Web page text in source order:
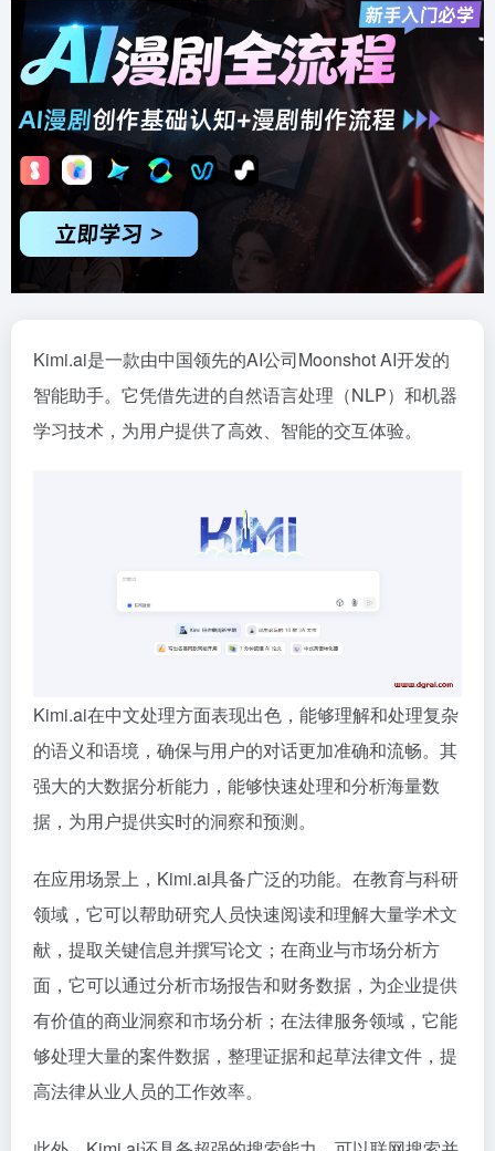
Kimi.ai是一款由中国领先的AI公司Moonshot AI开发的
智能助手。它凭借先进的自然语言处理（NLP）和机器
学习技术，为用户提供了高效、智能的交互体验。
Kimi.ai在中文处理方面表现出色，能够理解和处理复杂
的语义和语境，确保与用户的对话更加准确和流畅。其
强大的大数据分析能力，能够快速处理和分析海量数
据，为用户提供实时的洞察和预测。
在应用场景上，Kimi.ai具备广泛的功能。在教育与科研
领域，它可以帮助研究人员快速阅读和理解大量学术文
献，提取关键信息并撰写论文；在商业与市场分析方
面，它可以通过分析市场报告和财务数据，为企业提供
有价值的商业洞察和市场分析；在法律服务领域，它能
够处理大量的案件数据，整理证据和起草法律文件，提
高法律从业人员的工作效率。